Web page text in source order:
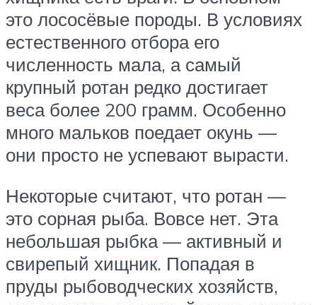
это лососёвые породы. В условиях
естественного отбора его
численность мала, а самый
крупный ротан редко достигает
веса более 200 грамм. Особенно
много мальков поедает окунь —
они просто не успевают вырасти.
Некоторые считают, что ротан —
это сорная рыба. Вовсе нет. Эта
небольшая рыбка — активный и
свирепый хищник. Попадая в
пруды рыбоводческих хозяйств,